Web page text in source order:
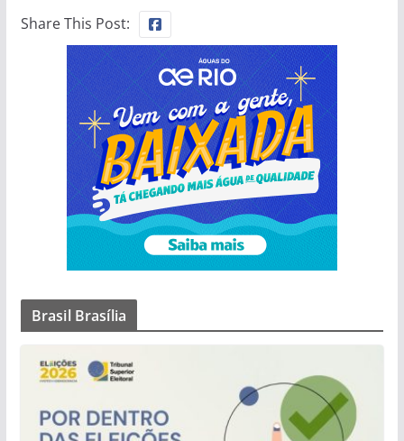
Share This Post:
Brasil Brasília